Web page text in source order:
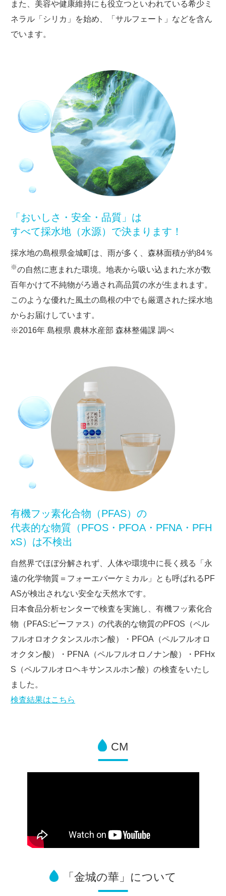
また、美容や健康維持にも役立つといわれている希少ミ
ネラル「シリカ」を始め、「サルフェート」などを含ん
でいます。
「おいしさ・安全・品質」は
すべて採水地（水源）で決まります！
採水地の島根県金城町は、雨が多く、森林面積が約84％
※の自然に恵まれた環境。地表から吸い込まれた水が数
百年かけて不純物がろ過され高品質の水が生まれます。
このような優れた風土の島根の中でも厳選された採水地
からお届けしています。
※2016年 島根県 農林水産部 森林整備課 調べ
有機フッ素化合物（PFAS）の
代表的な物質（PFOS・PFOA・PFNA・PFH
xS）は不検出
自然界でほぼ分解されず、人体や環境中に長く残る「永
遠の化学物質＝フォーエバーケミカル」とも呼ばれるPF
ASが検出されない安全な天然水です。
日本食品分析センターで検査を実施し、有機フッ素化合
物（PFAS:ピーファス）の代表的な物質のPFOS（ペル
フルオロオクタンスルホン酸）・PFOA（ペルフルオロ
オクタン酸）・PFNA（ペルフルオロノナン酸）・PFHx
S（ペルフルオロヘキサンスルホン酸）の検査をいたし
ました。
検査結果はこちら
CM
「金城の華」について